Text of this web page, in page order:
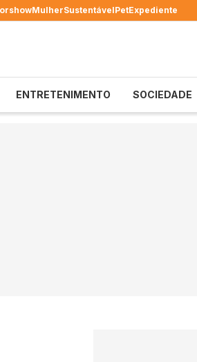
MulherSustentávelPetExpediente
ENTRETENIMENTO SOCIEDADE